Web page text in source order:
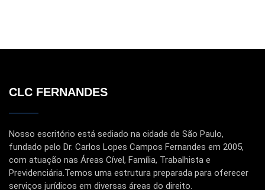
CLC FERNANDES
Nosso escritório está sediado na cidade de São Paulo,
fundado pelo Dr. Carlos Lopes Campos Fernandes em 2005,
com atuação nas Áreas Cível, Família, Trabalhista e
Previdenciária.Temos uma estrutura preparada para oferecer
serviços jurídicos em diversas áreas do direito.